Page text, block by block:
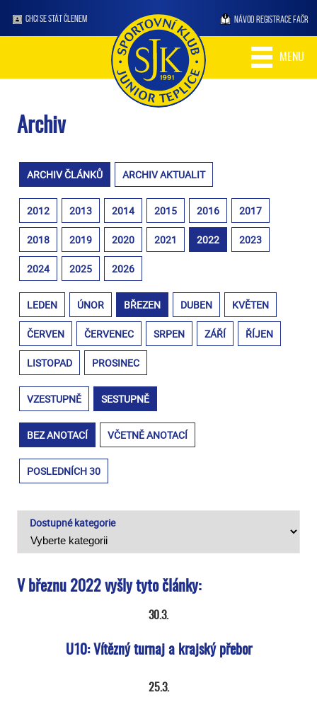
CHCI SE STÁT ČLENEM NÁVOD REGISTRACE FAČR
MENU
Archiv
ARCHIV ČLÁNKŮ ARCHIV AKTUALIT
2012 2013 2014 2015 2016 2017
2018 2019 2020 2021 2022 2023
2024 2025 2026
LEDEN ÚNOR BŘEZEN DUBEN KVĚTEN
ČERVEN ČERVENEC SRPEN ZÁŘÍ ŘÍJEN
LISTOPAD PROSINEC
VZESTUPNĚ SESTUPNĚ
BEZ ANOTACÍ VČETNĚ ANOTACÍ
POSLEDNÍCH 30
Dostupné kategorie
V březnu 2022 vyšly tyto články:
30.3.
U10: Vítězný turnaj a krajský přebor
25.3.